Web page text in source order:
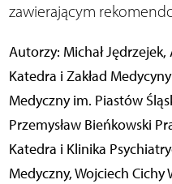
zawierającym
Autorzy: Michał
Katedra i Zakład
Medyczny im. Piastów
Przemysław Bieńkowski
Katedra i Klinika
Medyczny, Wojciech Cichy